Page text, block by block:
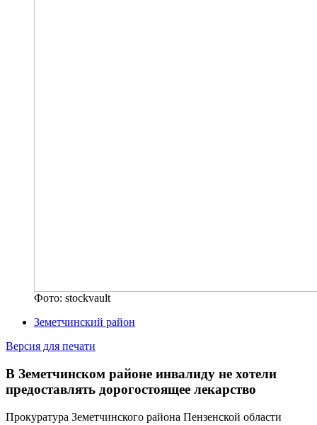
Фото: stockvault
Земетчинский район
Версия для печати
В Земетчинском районе инвалиду не хотели
предоставлять дорогостоящее лекарство
Прокуратура Земетчинского района Пензенской области